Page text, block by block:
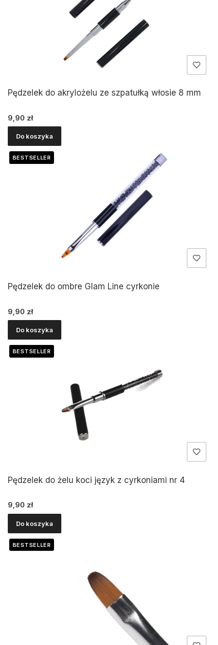
Pędzelek do akrylożelu ze szpatułką włosie 8 mm
Cena
9,90 zł
Do koszyka
BESTSELLER
Pędzelek do ombre Glam Line cyrkonie
Cena
9,90 zł
Do koszyka
BESTSELLER
Pędzelek do żelu koci język z cyrkoniami nr 4
Cena
9,90 zł
Do koszyka
BESTSELLER